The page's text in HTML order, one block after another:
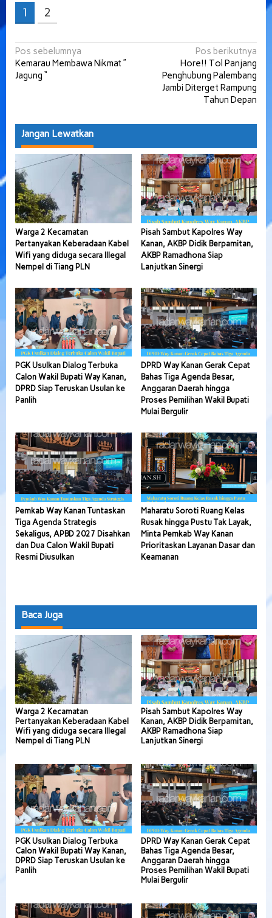
1
2
Navigasi
pos
Pos sebelumnya
Kemarau Membawa Nikmat ”
Jagung “
Pos berikutnya
Hore!! Tol Panjang
Penghubung Palembang
Jambi Diterget Rampung
Tahun Depan
Jangan Lewatkan
Warga 2 Kecamatan
Pertanyakan Keberadaan Kabel
Wifi yang diduga secara Illegal
Nempel di Tiang PLN
Pisah Sambut Kapolres Way
Kanan, AKBP Didik Berpamitan,
AKBP Ramadhona Siap
Lanjutkan Sinergi
PGK Usulkan Dialog Terbuka
Calon Wakil Bupati Way Kanan,
DPRD Siap Teruskan Usulan ke
Panlih
DPRD Way Kanan Gerak Cepat
Bahas Tiga Agenda Besar,
Anggaran Daerah hingga
Proses Pemilihan Wakil Bupati
Mulai Bergulir
Pemkab Way Kanan Tuntaskan
Tiga Agenda Strategis
Sekaligus, APBD 2027 Disahkan
dan Dua Calon Wakil Bupati
Resmi Diusulkan
Maharatu Soroti Ruang Kelas
Rusak hingga Pustu Tak Layak,
Minta Pemkab Way Kanan
Prioritaskan Layanan Dasar dan
Keamanan
Baca Juga
Warga 2 Kecamatan
Pertanyakan Keberadaan Kabel
Wifi yang diduga secara Illegal
Nempel di Tiang PLN
Pisah Sambut Kapolres Way
Kanan, AKBP Didik Berpamitan,
AKBP Ramadhona Siap
Lanjutkan Sinergi
PGK Usulkan Dialog Terbuka
Calon Wakil Bupati Way Kanan,
DPRD Siap Teruskan Usulan ke
Panlih
DPRD Way Kanan Gerak Cepat
Bahas Tiga Agenda Besar,
Anggaran Daerah hingga
Proses Pemilihan Wakil Bupati
Mulai Bergulir